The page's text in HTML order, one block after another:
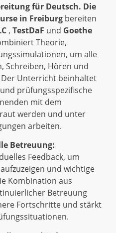
für Deutsch. Die
in Freiburg bereiten
, TestDaF und Goethe
Theorie,
um alle
Schreiben, Hören und
Der Unterricht beinhaltet
prüfungsspezifische
mit dem
werden und unter
arbeiten.
Betreuung:
Feedback, um
und wichtige
Kombination aus
Betreuung
Fortschritte und stärkt